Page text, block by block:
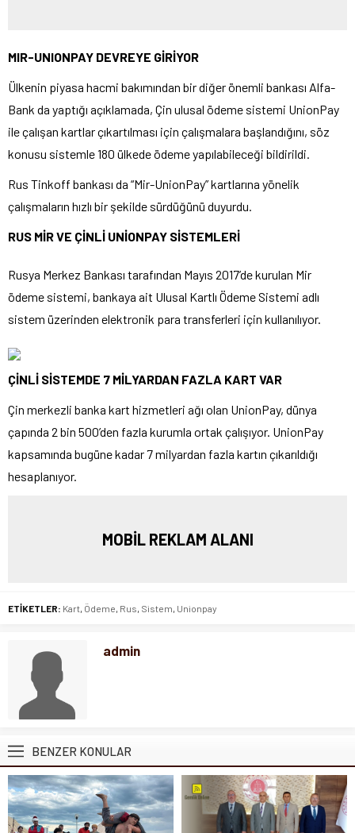
MIR-UNIONPAY DEVREYE GİRİYOR
Ülkenin piyasa hacmi bakımından bir diğer önemli bankası Alfa-
Bank da yaptığı açıklamada, Çin ulusal ödeme sistemi UnionPay
ile çalışan kartlar çıkartılması için çalışmalara başlandığını, söz
konusu sistemle 180 ülkede ödeme yapılabileceği bildirildi.
Rus Tinkoff bankası da “Mir-UnionPay” kartlarına yönelik
çalışmaların hızlı bir şekilde sürdüğünü duyurdu.
RUS MİR VE ÇİNLİ UNİONPAY SİSTEMLERİ
Rusya Merkez Bankası tarafından Mayıs 2017’de kurulan Mir
ödeme sistemi, bankaya ait Ulusal Kartlı Ödeme Sistemi adlı
sistem üzerinden elektronik para transferleri için kullanılıyor.
ÇİNLİ SİSTEMDE 7 MİLYARDAN FAZLA KART VAR
Çin merkezli banka kart hizmetleri ağı olan UnionPay, dünya
çapında 2 bin 500’den fazla kurumla ortak çalışıyor. UnionPay
kapsamında bugüne kadar 7 milyardan fazla kartın çıkarıldığı
hesaplanıyor.
MOBİL REKLAM ALANI
ETİKETLER: Kart Ödeme Rus Sistem Unionpay
admin
BENZER KONULAR